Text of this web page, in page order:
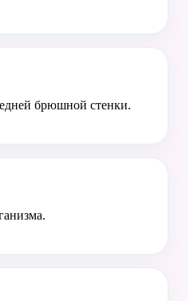
брюшной стенки.